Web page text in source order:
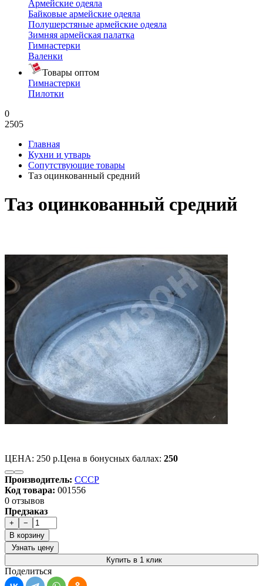
Армейские одеяла
Байковые армейские одеяла
Полушерстяные армейские одеяла
Зимняя армейская палатка
Гимнастерки
Валенки
Товары оптом
Гимнастерки
Пилотки
0
2505
Главная
Кухни и утварь
Сопутствующие товары
Таз оцинкованный средний
Таз оцинкованный средний
ЦЕНА: 250 р.Цена в бонусных баллах: 250
Производитель: СССР
Код товара: 001556
0 отзывов
Предзаказ
+
−
В корзину
Узнать цену
Купить в 1 клик
Поделиться